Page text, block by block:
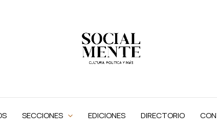
SECCIONES EDICIONES DIRECTORIO